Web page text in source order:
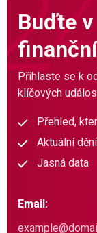
Buďte
Přihlaste se k
klíčových
Přehled,
Aktuální dění
Jasná data
Email: